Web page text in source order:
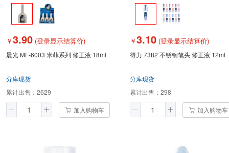
￥3.90 (登录显示结算价)
晨光 MF-6003 米菲系列 修正液 18ml
分库现货
累计出售： 2629
加入购物车
￥3.10 (登录显示结算价)
得力 7382 不锈钢笔头 修正液 12ml
分库现货
累计出售： 298
加入购物车